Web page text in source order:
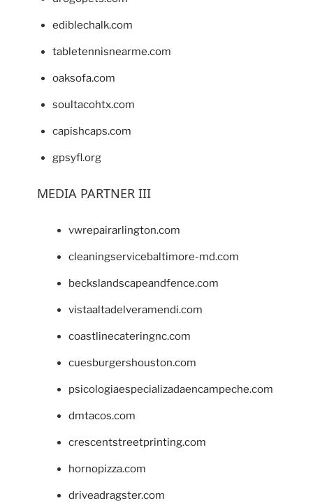
ediblechalk.com
tabletennisnearme.com
oaksofa.com
soultacohtx.com
capishcaps.com
gpsyfl.org
MEDIA PARTNER III
vwrepairarlington.com
cleaningservicebaltimore-md.com
beckslandscapeandfence.com
vistaaltadelveramendi.com
coastlinecateringnc.com
cuesburgershouston.com
psicologiaespecializadaencampeche.com
dmtacos.com
crescentstreetprinting.com
hornopizza.com
driveadragster.com